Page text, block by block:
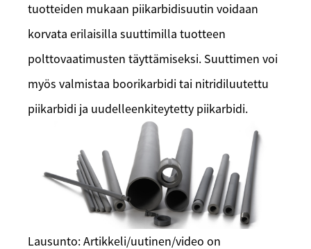
tuotteiden mukaan piikarbidisuutin voidaan
korvata erilaisilla suuttimilla tuotteen
polttovaatimusten täyttämiseksi. Suuttimen voi
myös valmistaa boorikarbidi tai nitridiluutettu
piikarbidi ja uudelleenkiteytetty piikarbidi.
Lausunto: Artikkeli/uutinen/video on